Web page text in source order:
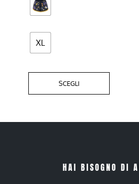
XL
SCEGLI
nella
del
prodotto
HAI BISOGNO DI